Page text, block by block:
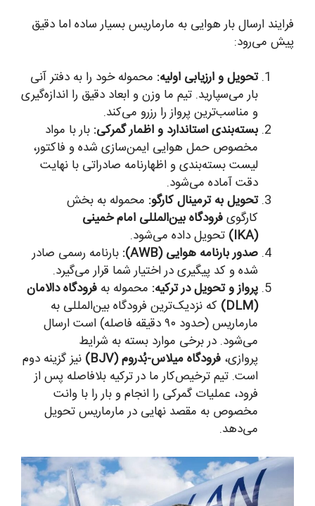
فرایند ارسال بار هوایی به مارماریس بسیار ساده اما دقیق
پیش می‌رود:
تحویل و ارزیابی اولیه: محموله خود را به دفتر آنی
بار می‌سپارید. تیم ما وزن و ابعاد دقیق را اندازه‌گیری
و مناسب‌ترین پرواز را رزرو می‌کند.
بسته‌بندی استاندارد و اظمار گمرکی: بار با مواد
مخصوص حمل هوایی ایمن‌سازی شده و فاکتور،
لیست بسته‌بندی و اظهارنامه صادراتی با نهایت
دقت آماده می‌شود.
تحویل به ترمینال کارگو: محموله به بخش
کارگویفرودگاه بین‌المللی امام خمینی
(IKA)
تحویل داده می‌شود.
صدور بارنامه هوایی (AWB):
بارنامه رسمی صادر
شده و کد پیگیری در اختیار شما قرار می‌گیرد.
پرواز و تحویل در ترکیه: محموله به فرودگاه دالامان
(DLM)
که نزدیک‌ترین فرودگاه بین‌المللی به
مارماریس (حدود ۹۰ دقیقه فاصله) است ارسال
می‌شود. در برخی موارد بسته به شرایط
پروازی، فرودگاه میلاس-بُدروم (BJV)
نیز گزینه دوم
است. تیم ترخیص‌کار ما در ترکیه بلافاصله پس از
فرود، عملیات گمرکی را انجام و بار را با وانت
مخصوص به مقصد نهایی در مارماریس تحویل
می‌دهد.